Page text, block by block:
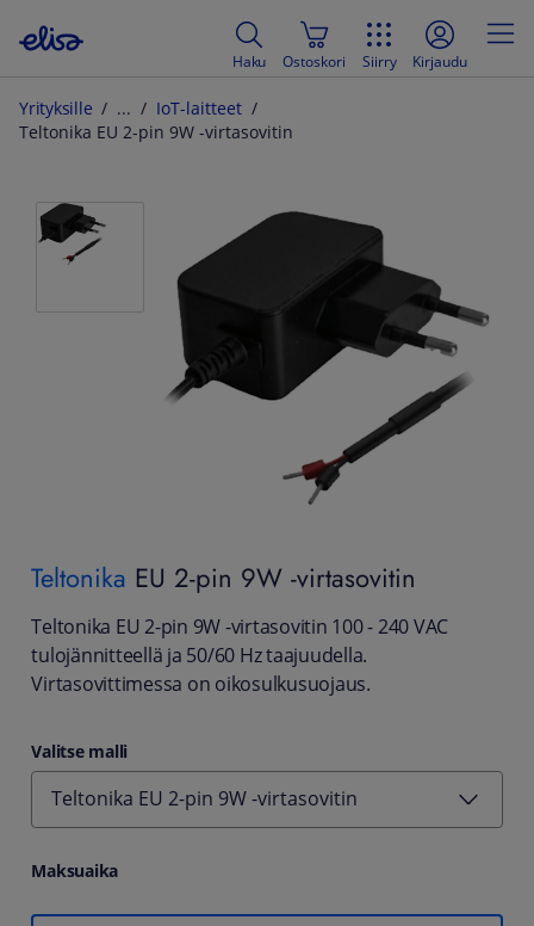
Haku Ostoskori Siirry Kirjaudu
Yrityksille
IoT-laitteet
Teltonika EU 2-pin 9W -virtasovitin
Teltonika EU 2-pin 9W -virtasovitin
Teltonika EU 2-pin 9W -virtasovitin 100 - 240 VAC
tulojännitteellä ja 50/60 Hz taajuudella.
Virtasovittimessa on oikosulkusuojaus.
Valitse malli
Teltonika EU 2-pin 9W -virtasovitin
Maksuaika